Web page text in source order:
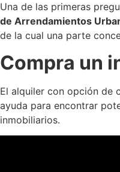
Una de las primeras
de Arrendamientos
de la cual una parte
Compra un
El alquiler con opción de
ayuda para encontrar
inmobiliarios.